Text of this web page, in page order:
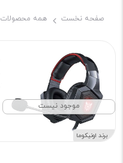
صفحه نخست همه محصولات
موجود نیست
برند اونیکوما